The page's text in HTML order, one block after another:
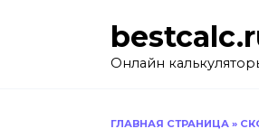
Онлайн
ГЛАВНАЯ СТРАНИЦА »